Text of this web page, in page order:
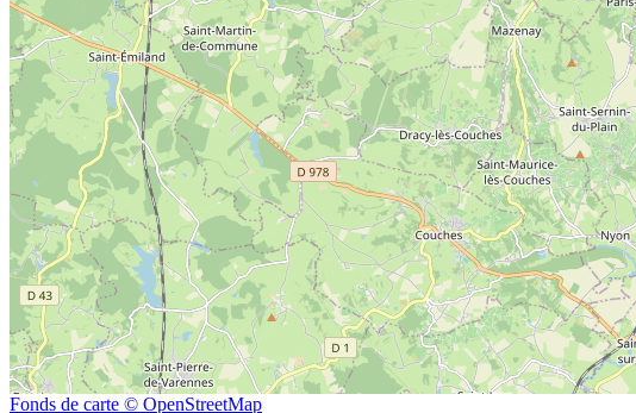
Fonds de carte © OpenStreetMap